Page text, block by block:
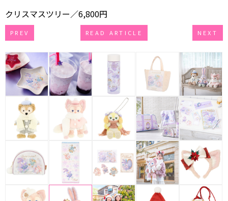
クリスマスツリー／6,800円
PREV READ ARTICLE NEXT